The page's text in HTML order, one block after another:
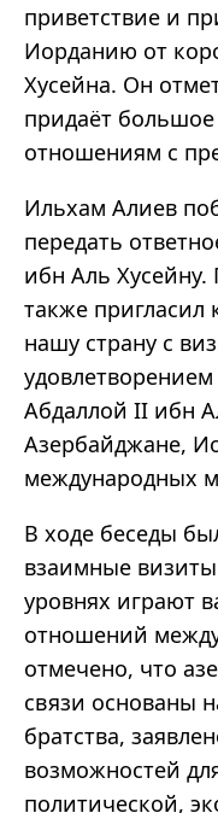
приветствие и
Иорданию от
Хусейна. Он
придаёт
отношениям с
Ильхам Алиев
передать
ибн Аль
также пригласил
нашу страну с
Абдаллой II ибн
Азербайджане,
международных
В ходе беседы
взаимные
уровнях играют
отношений
отмечено, что
связи основаны
братства,
возможностей
политической,